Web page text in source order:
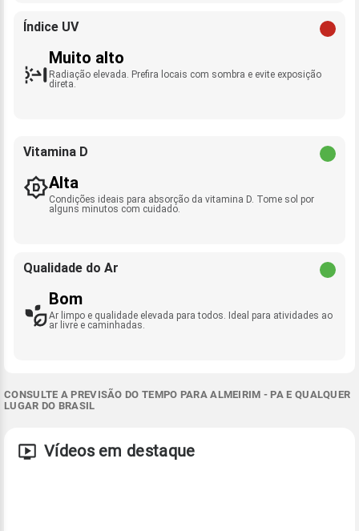
Índice UV
Muito alto
Radiação elevada. Prefira locais com sombra e evite exposição
direta.
Vitamina D
Alta
Condições ideais para absorção da vitamina D. Tome sol por
alguns minutos com cuidado.
Qualidade do Ar
Bom
Ar limpo e qualidade elevada para todos. Ideal para atividades ao
ar livre e caminhadas.
CONSULTE A PREVISÃO DO TEMPO PARA ALMEIRIM - PA E QUALQUER
LUGAR DO BRASIL
Vídeos em destaque